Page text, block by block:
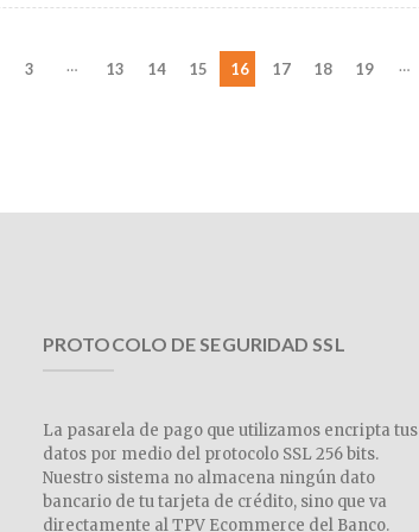
3 … 13 14 15 16 17 18 19 …
PROTOCOLO DE SEGURIDAD SSL
La pasarela de pago que utilizamos encripta tus
datos por medio del protocolo SSL 256 bits.
Nuestro sistema no almacena ningún dato
bancario de tu tarjeta de crédito, sino que va
directamente al TPV Ecommerce del Banco.